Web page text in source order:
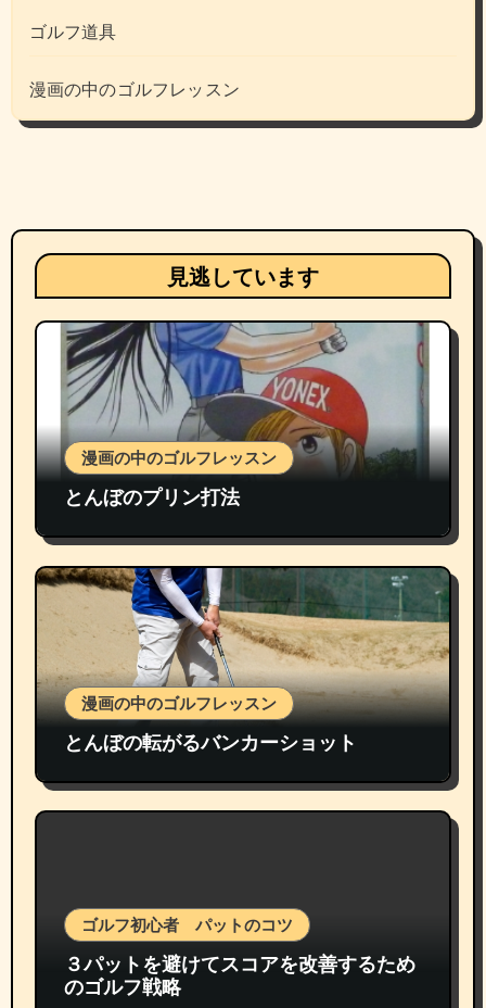
ゴルフ道具
漫画の中のゴルフレッスン
見逃しています
漫画の中のゴルフレッスン
とんぼのプリン打法
漫画の中のゴルフレッスン
とんぼの転がるバンカーショット
ゴルフ初心者 パットのコツ
３パットを避けてスコアを改善するため
のゴルフ戦略